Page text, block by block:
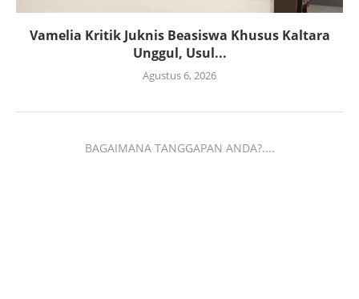
Vamelia Kritik Juknis Beasiswa Khusus Kaltara
Unggul, Usul...
Agustus 6, 2026
BAGAIMANA TANGGAPAN ANDA?....